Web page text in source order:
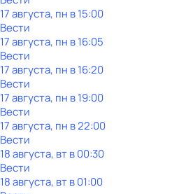
17 августа, пн в 15:00
Вести
17 августа, пн в 16:05
Вести
17 августа, пн в 16:20
Вести
17 августа, пн в 19:00
Вести
17 августа, пн в 22:00
Вести
18 августа, вт в 00:30
Вести
18 августа, вт в 01:00